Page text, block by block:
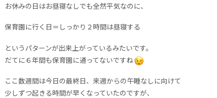
お休みの日はお昼寝なしでも全然平気なのに、
保育園に行く日＝しっかり２時間は昼寝する
というパターンが出来上がっているみたいです。
だてに６年間も保育園に通ってないですね
ここ数週間は今日の最終日、来週からの午睡なしに向けて
少しずつ起きる時間が早くなっていたのですが、